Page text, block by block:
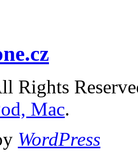
Rights
Mac.
WordPress